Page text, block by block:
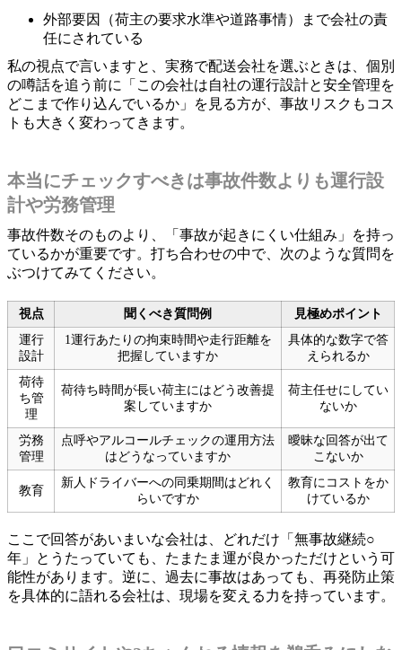
外部要因（荷主の要求水準や道路事情）まで会社の責
任にされている
私の視点で言いますと、実務で配送会社を選ぶときは、個別
の噂話を追う前に「この会社は自社の運行設計と安全管理を
どこまで作り込んでいるか」を見る方が、事故リスクもコス
トも大きく変わってきます。
本当にチェックすべきは事故件数よりも運行設
計や労務管理
事故件数そのものより、「事故が起きにくい仕組み」を持っ
ているかが重要です。打ち合わせの中で、次のような質問を
ぶつけてみてください。
視点 聞くべき質問例
見極めポイント
運行
設計
1運行あたりの拘束時間や走行距離を
把握していますか
具体的な数字で答
えられるか
荷待
ち管
理
荷待ち時間が長い荷主にはどう改善提
案していますか
荷主任せにしてい
ないか
労務
管理
点呼やアルコールチェックの運用方法
はどうなっていますか
曖昧な回答が出て
こないか
教育
新人ドライバーへの同乗期間はどれく
らいですか
教育にコストをか
けているか
ここで回答があいまいな会社は、どれだけ「無事故継続○
年」とうたっていても、たまたま運が良かっただけという可
能性があります。逆に、過去に事故はあっても、再発防止策
を具体的に語れる会社は、現場を変える力を持っています。